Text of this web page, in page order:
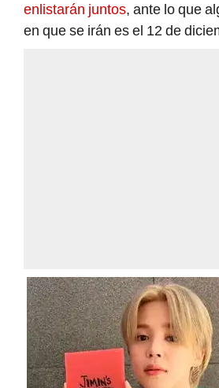
enlistarán juntos, ante lo que
en que se irán es el 12 de